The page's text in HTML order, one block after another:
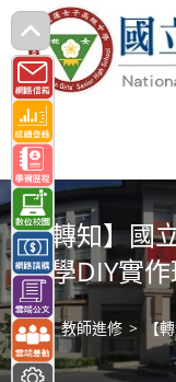
跳
轉
至
主
要
內
容 【轉知】國
道學DIY實
> 教師進修 > 【